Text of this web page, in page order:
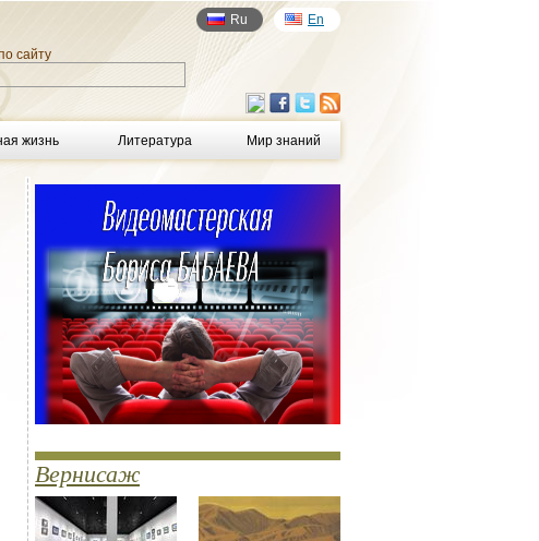
Ru En
сайту
жизнь Литература Мир знаний
Вернисаж